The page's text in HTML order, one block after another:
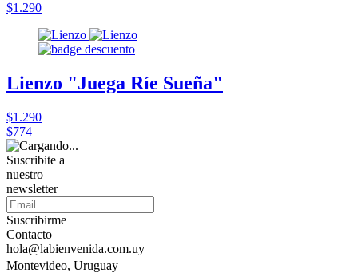
$1.290
Lienzo "Juega Ríe Sueña"
$1.290
$774
Suscribite a
nuestro
newsletter
Suscribirme
Contacto
hola@labienvenida.com.uy
Montevideo, Uruguay